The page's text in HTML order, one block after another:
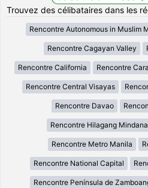
Trouvez des célibataires dans les
Rencontre Autonomous in Muslim
Rencontre Cagayan Valley
Rencontre California Rencontre
Rencontre Central Visayas
Rencontre Davao
Rencontre Hilagang
Rencontre Metro Manila
Rencontre National Capital
Rencontre Península de